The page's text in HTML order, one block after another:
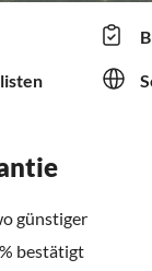
günstiger
bestätigt